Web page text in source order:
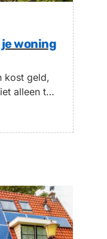
woning
kost geld,
alleen te
van
gunstige
en laten